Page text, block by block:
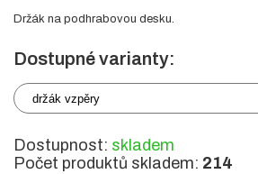
Držák na podhrabovou desku.
Dostupné varianty:
držák vzpěry
Dostupnost: skladem
Počet produktů skladem: 214